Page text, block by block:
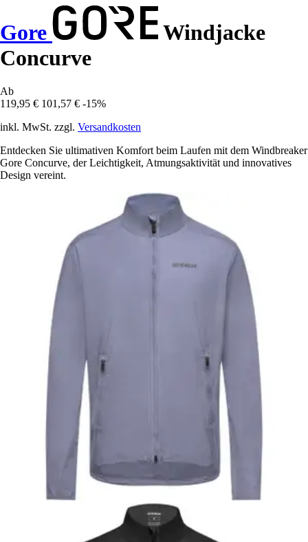
Gore
Windjacke
Concurve
Ab
119,95 € 101,57 € -15%
inkl. MwSt. zzgl. Versandkosten
Entdecken Sie ultimativen Komfort beim Laufen mit dem Windbreaker
Gore Concurve, der Leichtigkeit, Atmungsaktivität und innovatives
Design vereint.